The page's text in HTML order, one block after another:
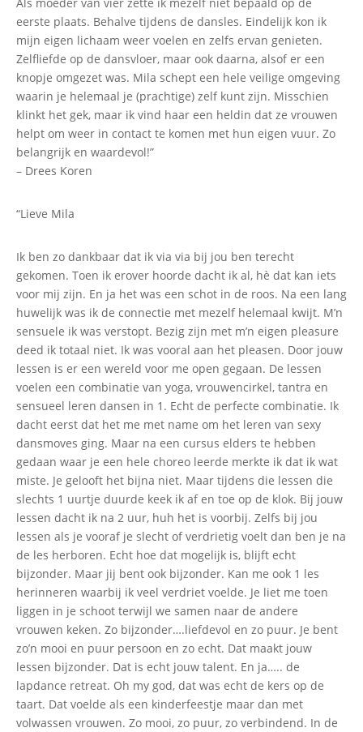
eerste plaats. Behalve tijdens de dansles. Eindelijk kon ik
mijn eigen lichaam weer voelen en zelfs ervan genieten.
Zelfliefde op de dansvloer, maar ook daarna, alsof er een
knopje omgezet was. Mila schept een hele veilige omgeving
waarin je helemaal je (prachtige) zelf kunt zijn. Misschien
klinkt het gek, maar ik vind haar een heldin dat ze vrouwen
helpt om weer in contact te komen met hun eigen vuur. Zo
belangrijk en waardevol!”
– Drees Koren
“Lieve Mila
Ik ben zo dankbaar dat ik via via bij jou ben terecht
gekomen. Toen ik erover hoorde dacht ik al, hè dat kan iets
voor mij zijn. En ja het was een schot in de roos. Na een lang
huwelijk was ik de connectie met mezelf helemaal kwijt. M’n
sensuele ik was verstopt. Bezig zijn met m’n eigen pleasure
deed ik totaal niet. Ik was vooral aan het pleasen. Door jouw
lessen is er een wereld voor me open gegaan. De lessen
voelen een combinatie van yoga, vrouwencirkel, tantra en
sensueel leren dansen in 1. Echt de perfecte combinatie. Ik
dacht eerst dat het me met name om het leren van sexy
dansmoves ging. Maar na een cursus elders te hebben
gedaan waar je een hele choreo leerde merkte ik dat ik wat
miste. Je gelooft het bijna niet. Maar tijdens die lessen die
slechts 1 uurtje duurde keek ik af en toe op de klok. Bij jouw
lessen dacht ik na 2 uur, huh het is voorbij. Zelfs bij jou
lessen als je vooraf je slecht of verdrietig voelt dan ben je na
de les herboren. Echt hoe dat mogelijk is, blijft echt
bijzonder. Maar jij bent ook bijzonder. Kan me ook 1 les
herinneren waarbij ik veel verdriet voelde. Je liet me toen
liggen in je schoot terwijl we samen naar de andere
vrouwen keken. Zo bijzonder….liefdevol en zo puur. Je bent
zo’n mooi en puur persoon en zo echt. Dat maakt jouw
lessen bijzonder. Dat is echt jouw talent. En ja….. de
lapdance retreat. Oh my god, dat was echt de kers op de
taart. Dat voelde als een kinderfeestje maar dan met
volwassen vrouwen. Zo mooi, zo puur, zo verbindend. In de